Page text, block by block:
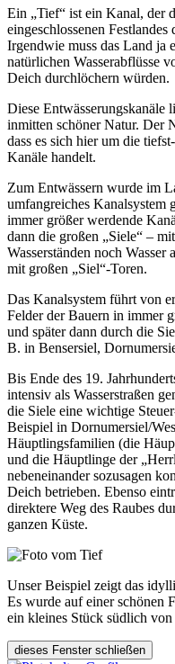
Ein „Tief“ ist ein Kanal, der
eingeschlossenen
Irgendwie muss das Land ja
natürlichen Wasserabflüsse
Deich durchlöchern würden.
Diese Entwässerungskanäle
inmitten schöner Natur. Der
dass es sich hier um die
Kanäle handelt.
Zum Entwässern wurde im
umfangreiches Kanalsystem
immer größer werdende
dann die großen „Siele“ –
Wasserständen noch
mit großen „Siel“-Toren.
Das Kanalsystem führt von
Felder der Bauern in immer
und später dann durch die
B. in Bensersiel,
Bis Ende des 19.
intensiv als Wasserstraßen
die Siele eine wichtige
Beispiel in Dornumersiel/
Häuptlingsfamilien (die
und die Häuptlinge der
nebeneinander sozusagen
Deich betrieben. Ebenso
direktere Weg des Raubes
ganzen Küste.
Unser Beispiel zeigt das
Es wurde auf einer schönen
ein kleines Stück südlich
dieses Fenster schließen